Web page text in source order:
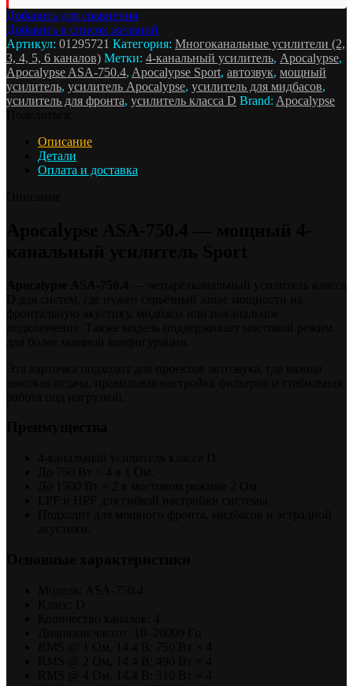
Добавить для сравнения
Добавить в список желаний
Артикул: 01295721 Категория: Многоканальные усилители (2,
3, 4, 5, 6 каналов) Метки: 4-канальный усилитель, Apocalypse,
Apocalypse ASA-750.4, Apocalypse Sport, автозвук, мощный
усилитель, усилитель Apocalypse, усилитель для мидбасов,
усилитель для фронта, усилитель класса D Brand: Apocalypse
Описание
Детали
Оплата и доставка